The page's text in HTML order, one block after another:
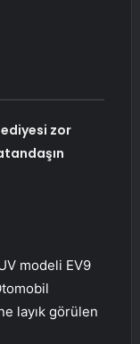
zor
modeli EV9
layık görülen